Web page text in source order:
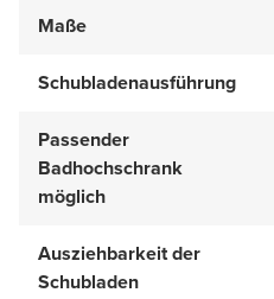
Maße
Schubladenausführung
Passender
Badhochschrank
möglich
Ausziehbarkeit der
Schubladen